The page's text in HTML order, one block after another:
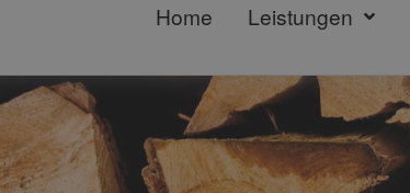
Home Leistungen